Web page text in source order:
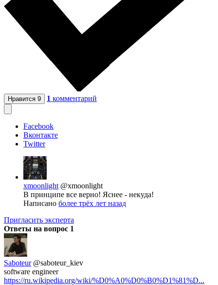
Нравится 9 1 комментарий
Facebook
Вконтакте
Twitter
xmoonlight @xmoonlight
В принципе все верно! Яснее - некуда!
Написано более трёх лет назад
Пригласить эксперта
Ответы на вопрос 1
Saboteur @saboteur_kiev
software engineer
https://ru.wikipedia.org/wiki/%D0%A0%D0%B0%D1%81%D...